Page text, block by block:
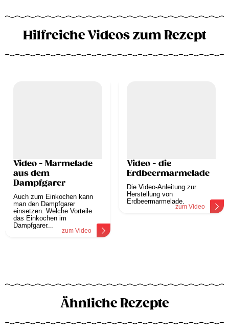
Hilfreiche Videos zum Rezept
Video - Marmelade
aus dem
Dampfgarer
Auch zum Einkochen kann
man den Dampfgarer
einsetzen. Welche Vorteile
das Einkochen im
Dampfgarer...
zum Video
Video - die
Erdbeermarmelade
Die Video-Anleitung zur
Herstellung von
Erdbeermarmelade.
zum Video
Ähnliche Rezepte